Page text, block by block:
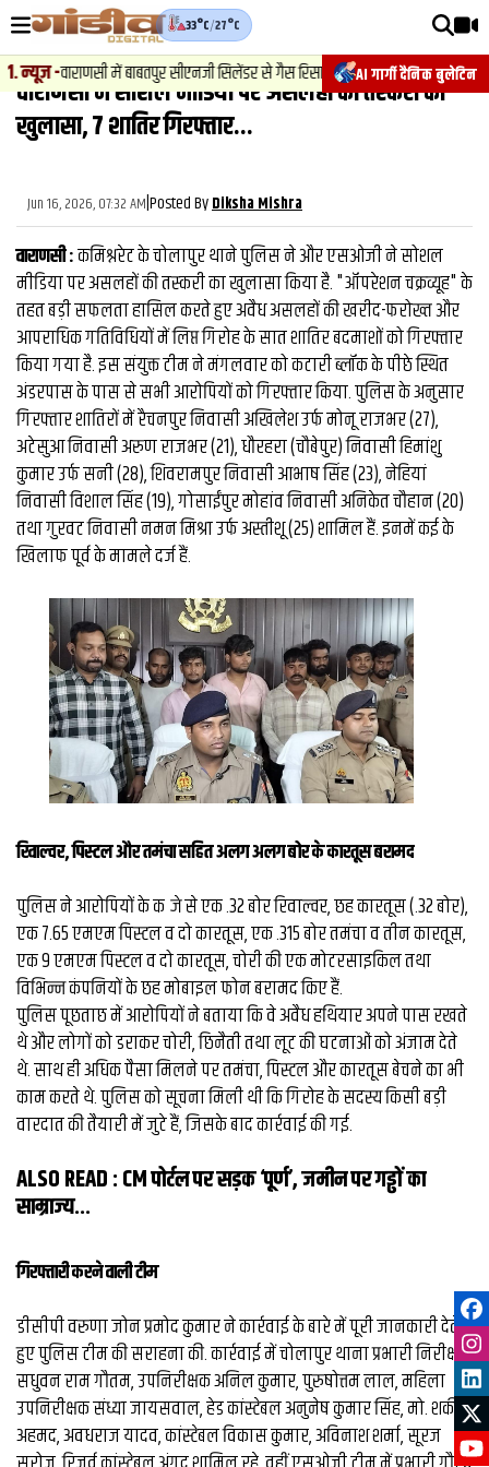
AI गार्गी दैनिक बुलेटिन
33°C/27°C
न्यूज़-वाराणसी में बाबतपुर सीएनजी सिलेंडर से गैस रिसाव, चालक की सूझबूझ से टला बड़ा
वीडियोज़
वाराणसी न्यूज़
राजनीति
फिल्मी
साहित्य
संस्कृति
ख़ान पान और जीवनशैली
अंतरराष्ट्रीय
फैक्ट चेक
व्यापार
मौसम
वाराणसी में सोशल मीडिया पर असलहों की तस्‍करी का
खुलासा, 7 शातिर गिरफ्तार...
Jun 16, 2026, 07:32 AM|Posted ByDiksha Mishra
वाराणसी :कमिश्नरेट के चोलापुर थाने पुलिस ने और एसओजी ने सोशल
मीडिया पर असलहों की तस्‍करी का खुलासा किया है. "ऑपरेशन चक्रव्यूह" के
तहत बड़ी सफलता हासिल करते हुए अवैध असलहों की खरीद-फरोख्त और
आपराधिक गतिविधियों में लिप्त गिरोह के सात शातिर बदमाशों को गिरफ्तार
किया गया है. इस संयुक्त टीम ने मंगलवार को कटारी ब्लॉक के पीछे स्थित
अंडरपास के पास से सभी आरोपियों को गिरफ्तार किया. पुलिस के अनुसार
गिरफ्तार शातिरों में रैचनपुर निवासी अखिलेश उर्फ मोनू राजभर (27),
अटेसुआ निवासी अरुण राजभर (21), धौरहरा (चौबेपुर) निवासी हिमांशु
कुमार उर्फ सनी (28), शिवरामपुर निवासी आभाष सिंह (23), नेहियां
निवासी विशाल सिंह (19), गोसाईंपुर मोहांव निवासी अनिकेत चौहान (20)
तथा गुरवट निवासी नमन मिश्रा उर्फ अस्तीशू (25) शामिल हैं. इनमें कई के
खिलाफ पूर्व के मामले दर्ज हैं.
रिवाल्वर, पिस्टल और तमंचा सहित अलग अलग बोर के कारतूस बरामद
पुलिस ने आरोपियों के कब्जे से एक .32 बोर रिवाल्वर, छह कारतूस (.32 बोर),
एक 7.65 एमएम पिस्टल व दो कारतूस, एक .315 बोर तमंचा व तीन कारतूस,
एक 9 एमएम पिस्टल व दो कारतूस, चोरी की एक मोटरसाइकिल तथा
विभिन्न कंपनियों के छह मोबाइल फोन बरामद किए हैं.
पुलिस पूछताछ में आरोपियों ने बताया कि वे अवैध हथियार अपने पास रखते
थे और लोगों को डराकर चोरी, छिनैती तथा लूट की घटनाओं को अंजाम देते
थे. साथ ही अधिक पैसा मिलने पर तमंचा, पिस्टल और कारतूस बेचने का भी
काम करते थे. पुलिस को सूचना मिली थी कि गिरोह के सदस्य किसी बड़ी
वारदात की तैयारी में जुटे हैं, जिसके बाद कार्रवाई की गई.
ALSO READ :CM पोर्टल पर सड़क ‘पूर्ण’, जमीन पर गड्ढों का
साम्राज्य…
गिरफ्तारी करने वाली टीम
डीसीपी वरुणा जोन प्रमोद कुमार ने कार्रवाई के बारे में पूरी जानकारी देते
हुए पुलिस टीम की सराहना की. कार्रवाई में चोलापुर थाना प्रभारी निरीक्षक
सधुवन राम गौतम, उपनिरीक्षक अनिल कुमार, पुरुषोत्तम लाल, महिला
उपनिरीक्षक संध्या जायसवाल, हेड कांस्टेबल अनुनेष कुमार सिंह, मो. शकील
अहमद, अवधराज यादव, कांस्टेबल विकास कुमार, अविनाश शर्मा, सूरज